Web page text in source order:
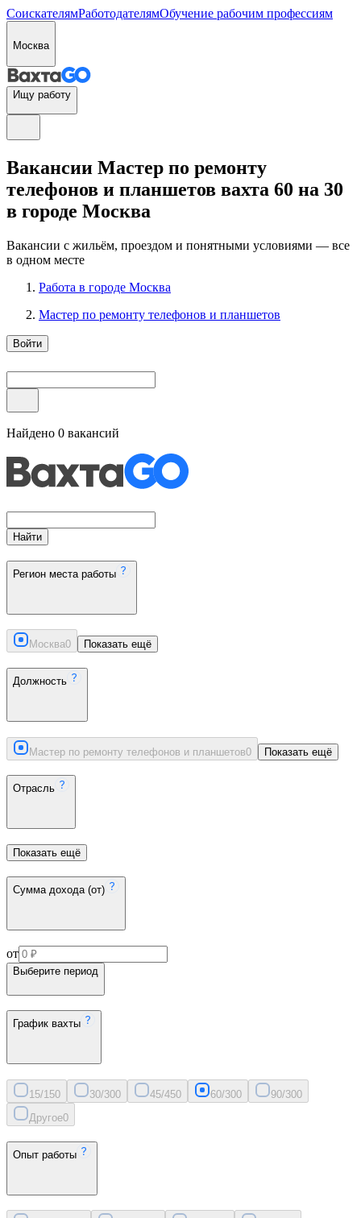
СоискателямРаботодателямОбучение рабочим профессиям
Москва
Ищу работу
Вакансии Мастер по ремонту
телефонов и планшетов вахта 60 на 30
в городе Москва
Вакансии с жильём, проездом и понятными условиями — все
в одном месте
Работа в городе Москва
Мастер по ремонту телефонов и планшетов
Войти
Найдено 0 вакансий
Найти
Регион места работы
Москва0 Показать ещё
Должность
Мастер по ремонту телефонов и планшетов0 Показать ещё
Отрасль
Показать ещё
Сумма дохода (от)
от
Выберите период
График вахты
15/150 30/300 45/450 60/300 90/300
Другое0
Опыт работы